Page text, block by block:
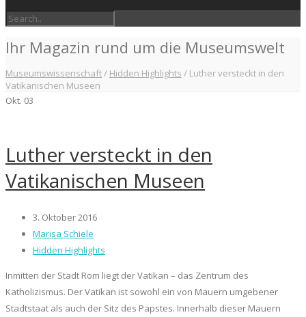
Ihr Magazin rund um die Museumswelt
Museumswissenschaft/ Hidden Highlights / Luther versteckt in den
Vatikanischen Museen
Okt. 03
Luther versteckt in den
Vatikanischen Museen
3. Oktober 2016
Marisa Schiele
Hidden Highlights
Inmitten der Stadt Rom liegt der Vatikan – das Zentrum des
Katholizismus. Der Vatikan ist sowohl ein von Mauern umgebener
Stadtstaat als auch der Sitz des Papstes. Innerhalb dieser Mauern